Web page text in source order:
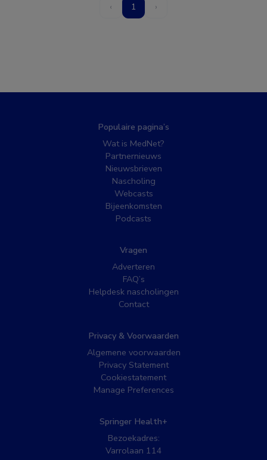
‹ 1 ›
Populaire pagina’s
Wat is MedNet?
Partnernieuws
Nieuwsbrieven
Nascholing
Webcasts
Bijeenkomsten
Podcasts
Vragen
Adverteren
FAQ’s
Helpdesk nascholingen
Contact
Privacy & Voorwaarden
Algemene voorwaarden
Privacy Statement
Cookiestatement
Manage Preferences
Springer Health+
Bezoekadres:
Varrolaan 114